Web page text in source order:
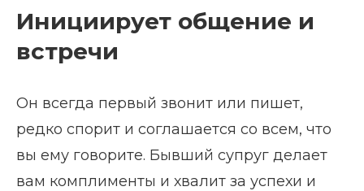
Инициирует общение и
встречи
Он всегда первый звонит или пишет,
редко спорит и соглашается со всем, что
вы ему говорите. Бывший супруг делает
вам комплименты и хвалит за успехи и